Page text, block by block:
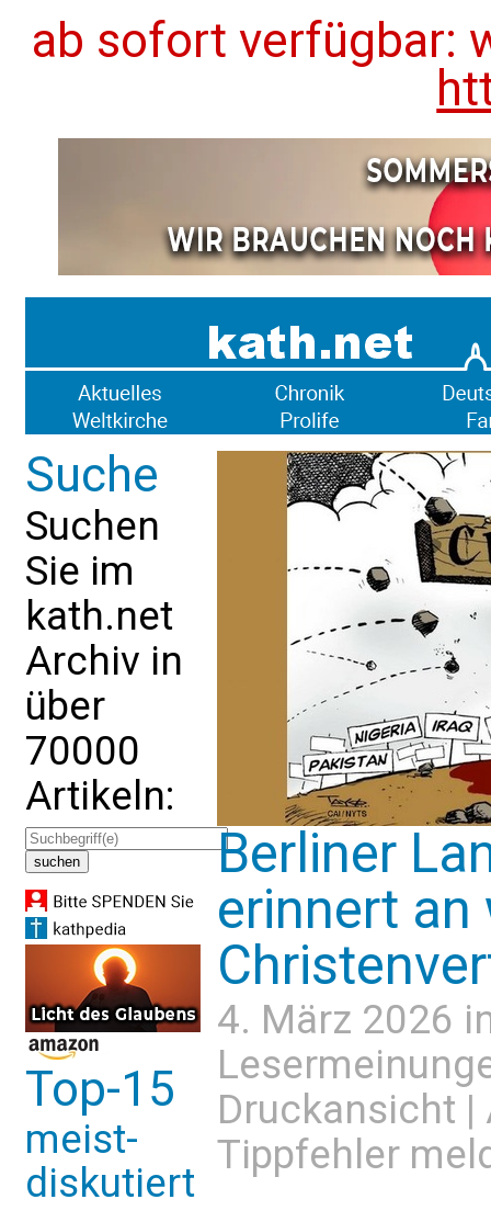
ab sofort verfügbar:
Suche
Suchen
Sie im
kath.net
Archiv in
über
70000
Artikeln:
Top-15
meist-
diskutiert
Berliner
erinnert
4. März 2026
Druckansicht |
Tippfehler